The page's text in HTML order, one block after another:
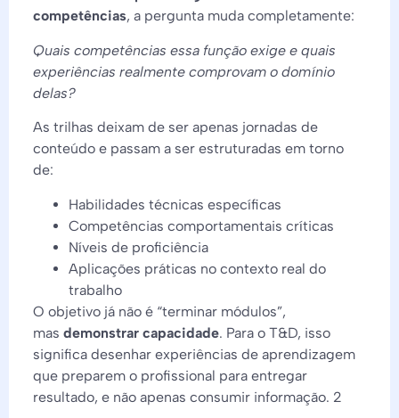
competências, a pergunta muda completamente:
Quais competências essa função exige e quais
experiências realmente comprovam o domínio
delas?
As trilhas deixam de ser apenas jornadas de
conteúdo e passam a ser estruturadas em torno
de:
Habilidades técnicas específicas
Competências comportamentais críticas
Níveis de proficiência
Aplicações práticas no contexto real do
trabalho
O objetivo já não é “terminar módulos”,
mas demonstrar capacidade. Para o T&D, isso
significa desenhar experiências de aprendizagem
que preparem o profissional para entregar
resultado, e não apenas consumir informação. 2